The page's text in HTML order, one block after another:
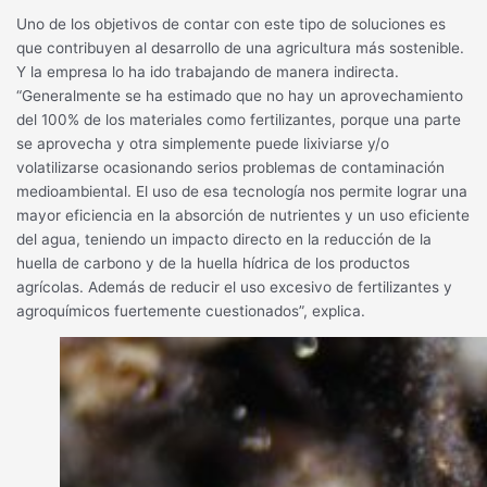
Uno de los objetivos de contar con este tipo de soluciones es
que contribuyen al desarrollo de una agricultura más sostenible.
Y la empresa lo ha ido trabajando de manera indirecta.
“Generalmente se ha estimado que no hay un aprovechamiento
del 100% de los materiales como fertilizantes, porque una parte
se aprovecha y otra simplemente puede lixiviarse y/o
volatilizarse ocasionando serios problemas de contaminación
medioambiental. El uso de esa tecnología nos permite lograr una
mayor eficiencia en la absorción de nutrientes y un uso eficiente
del agua, teniendo un impacto directo en la reducción de la
huella de carbono y de la huella hídrica de los productos
agrícolas. Además de reducir el uso excesivo de fertilizantes y
agroquímicos fuertemente cuestionados”, explica.